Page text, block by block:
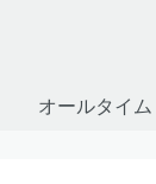
オールタイム